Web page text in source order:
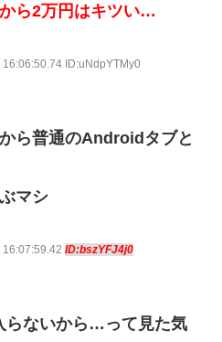
ら2万円はキツい…
ID:uNdpYTMy0
ら普通のAndroidタブと
マシ
ID:bszYFJ4j0
らないから…って見た気